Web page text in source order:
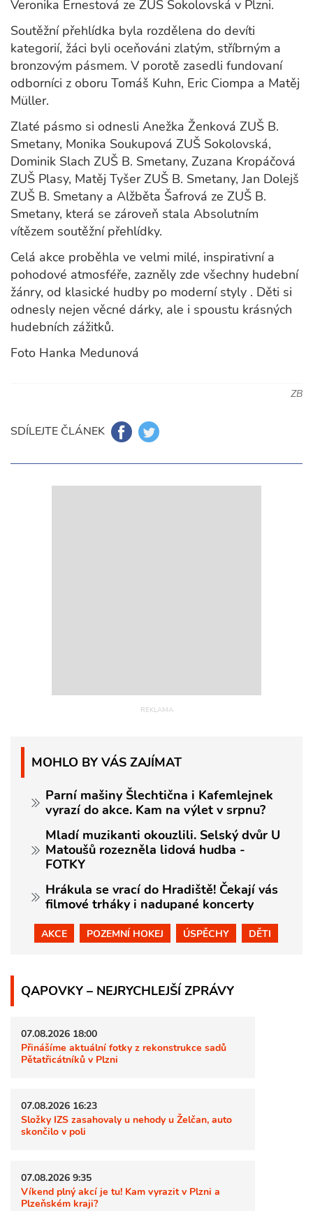
Veronika Ernestová ze ZUŠ Sokolovská v Plzni.
Soutěžní přehlídka byla rozdělena do devíti
kategorií, žáci byli oceňováni zlatým, stříbrným a
bronzovým pásmem. V porotě zasedli fundovaní
odborníci z oboru Tomáš Kuhn, Eric Ciompa a Matěj
Müller.
Zlaté pásmo si odnesli Anežka Ženková ZUŠ B.
Smetany, Monika Soukupová ZUŠ Sokolovská,
Dominik Slach ZUŠ B. Smetany, Zuzana Kropáčová
ZUŠ Plasy, Matěj Tyšer ZUŠ B. Smetany, Jan Dolejš
ZUŠ B. Smetany a Alžběta Šafrová ze ZUŠ B.
Smetany, která se zároveň stala Absolutním
vítězem soutěžní přehlídky.
Celá akce proběhla ve velmi milé, inspirativní a
pohodové atmosféře, zazněly zde všechny hudební
žánry, od klasické hudby po moderní styly . Děti si
odnesly nejen věcné dárky, ale i spoustu krásných
hudebních zážitků.
Foto Hanka Medunová
ZB
SDÍLEJTE ČLÁNEK
MOHLO BY VÁS ZAJÍMAT
Parní mašiny Šlechtična i Kafemlejnek
vyrazí do akce. Kam na výlet v srpnu?
Mladí muzikanti okouzlili. Selský dvůr U
Matoušů rozezněla lidová hudba -
FOTKY
Hrákula se vrací do Hradiště! Čekají vás
filmové trháky i nadupané koncerty
AKCE POZEMNÍ HOKEJ ÚSPĚCHY DĚTI
QAPOVKY – NEJRYCHLEJŠÍ ZPRÁVY
07.08.2026 18:00
Přinášíme aktuální fotky z rekonstrukce sadů
Pětatřicátníků v Plzni
07.08.2026 16:23
Složky IZS zasahovaly u nehody u Želčan, auto
skončilo v poli
07.08.2026 9:35
Víkend plný akcí je tu! Kam vyrazit v Plzni a
Plzeňském kraji?